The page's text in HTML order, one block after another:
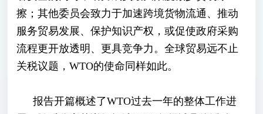
擦；其他委员会致力于加速跨境货物流通、推动
服务贸易发展、保护知识产权，或促使政府采购
流程更开放透明、更具竞争力。全球贸易远不止
关税议题，WTO的使命同样如此。
报告开篇概述了WTO过去一年的整体工作进